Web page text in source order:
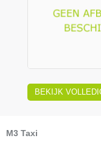
BEKIJK
M3 Taxi